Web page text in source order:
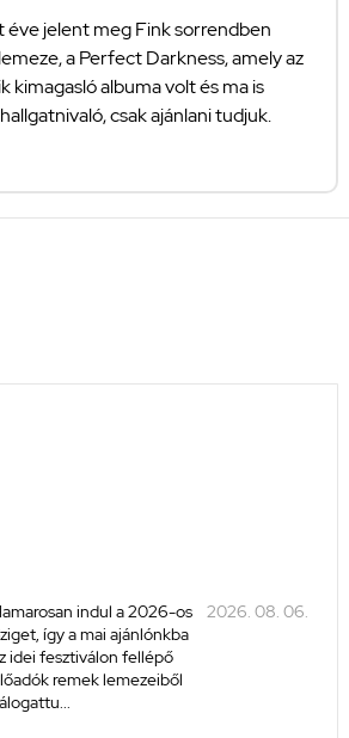
éve jelent meg Fink sorrendben
a Perfect Darkness, amely az
kimagasló albuma volt és ma is
csak ajánlani tudjuk.
indul a 2026-os
így a mai ajánlónkba
idei fesztiválon fellépő
remek lemezeiből
2026. 08. 06.